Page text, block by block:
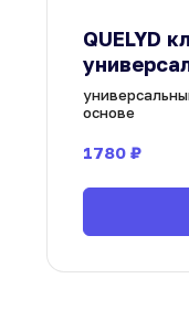
QUELYD
основе
1780 ₽